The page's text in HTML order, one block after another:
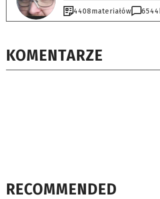
4408materiałów 6544
KOMENTARZE
RECOMMENDED